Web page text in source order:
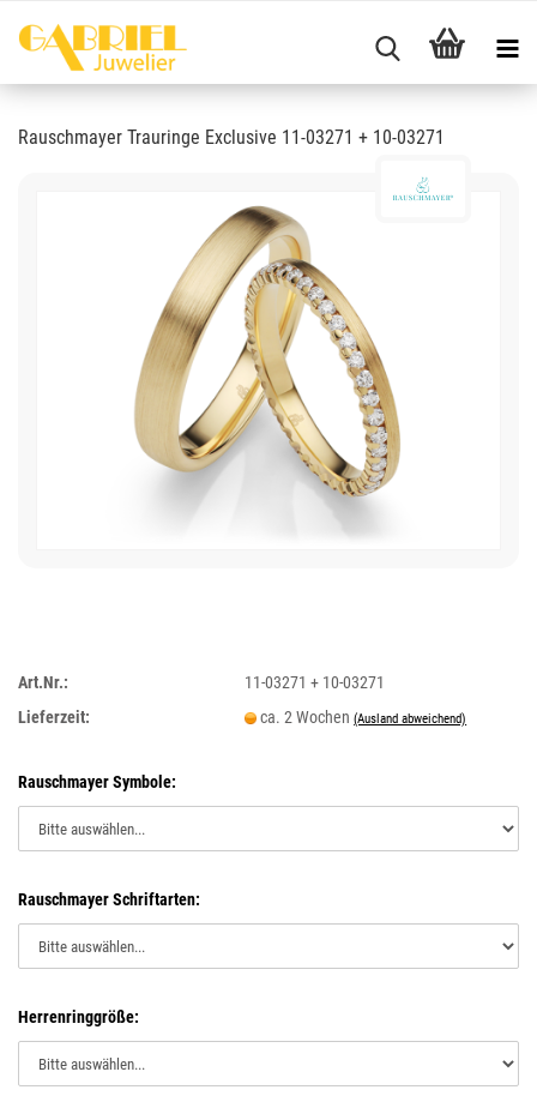
Rauschmayer Trauringe Exclusive 11-03271 + 10-03271
Art.Nr.:
11-03271 + 10-03271
Lieferzeit:
ca. 2 Wochen(Ausland abweichend)
Rauschmayer Symbole:
Rauschmayer Schriftarten:
Herrenringgröße: